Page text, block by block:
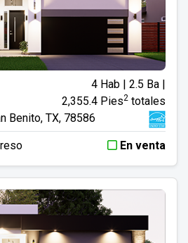
4 Hab | 2.5 Ba |
2,355.4 Pies2totales
Benito, TX, 78586
En venta